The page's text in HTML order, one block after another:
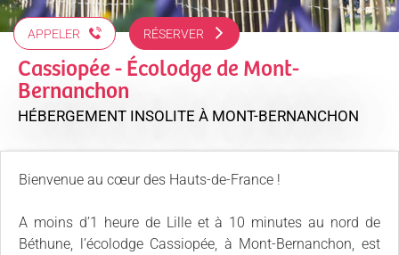
APPELER RÉSERVER
Cassiopée - Écolodge de Mont-
Bernanchon
HÉBERGEMENT INSOLITE À MONT-BERNANCHON
Bienvenue au cœur des Hauts-de-France !
A moins d’1 heure de Lille et à 10 minutes au nord de
Béthune, l’écolodge Cassiopée, à Mont-Bernanchon, est